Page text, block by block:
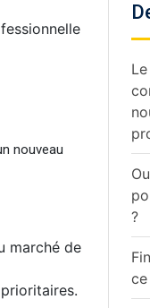
nouveau
marché de
?